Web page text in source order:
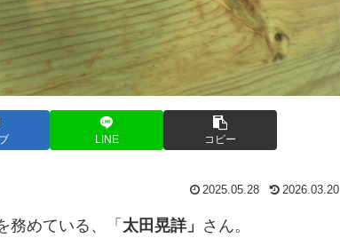
LINE コピー
2025.05.28 2026.03.20
務めている、「 太田晃詳」 さん。